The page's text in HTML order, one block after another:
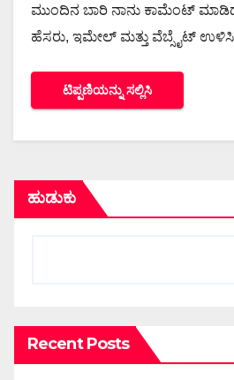
ಮುಂದಿನ ಬಾರಿ ನಾನು ಕಾಮೆಂಟ್
ಹೆಸರು, ಇಮೇಲ್ ಮತ್ತು ವೆಬ್ಸೈಟ್
ಹುಡುಕು
Recent Posts